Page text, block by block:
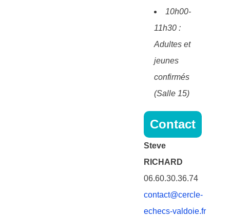
10h00-
11h30 :
Adultes et
jeunes
confirmés
(Salle 15)
Contact
Steve
RICHARD
06.60.30.36.74
contact@cercle-
echecs-valdoie.fr